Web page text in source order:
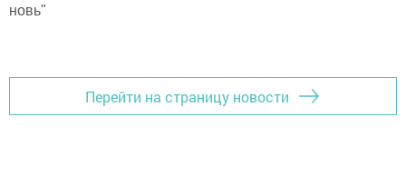
новь"
Перейти на страницу новости